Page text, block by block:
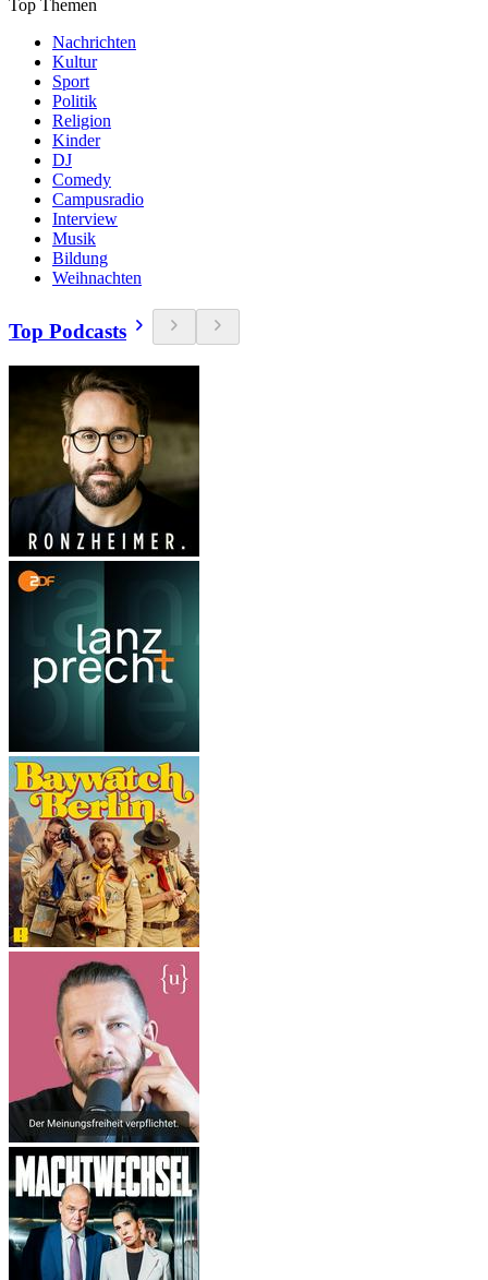
Top Themen
Nachrichten
Kultur
Sport
Politik
Religion
Kinder
DJ
Comedy
Campusradio
Interview
Musik
Bildung
Weihnachten
Top Podcasts